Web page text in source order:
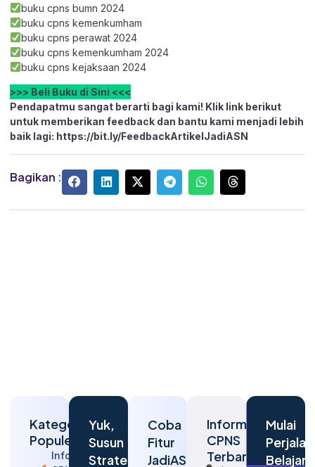
buku cpns bumn 2024
buku cpns kemenkumham
buku cpns perawat 2024
buku cpns kemenkumham 2024
buku cpns kejaksaan 2024
>>> Beli Buku di Sini <<<
Pendapatmu sangat berarti bagi kami! Klik link berikut
untuk memberikan feedback dan bantu kami menjadi lebih
baik lagi: https://bit.ly/FeedbackArtikelJadiASN
Bagikan :
Kategori
Populer
Informasi
Yuk,
Susun
Strategi
Coba
Fitur
JadiASN
Informasi
CPNS
Terbaru
Mulai
Belajar